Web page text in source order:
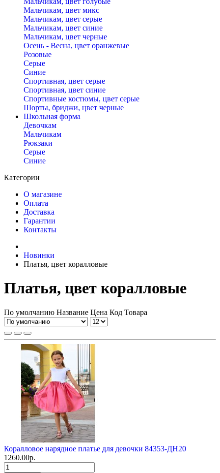
Мальчикам, цвет микс
Мальчикам, цвет серые
Мальчикам, цвет синие
Мальчикам, цвет черные
Осень - Весна, цвет оранжевые
Розовые
Серые
Синие
Спортивная, цвет серые
Спортивная, цвет синие
Спортивные костюмы, цвет серые
Шорты, бриджи, цвет черные
Школьная форма
Девочкам
Мальчикам
Рюкзаки
Серые
Синие
Категории
О магазине
Оплата
Доставка
Гарантии
Контакты
Новинки
Платья, цвет коралловые
Платья, цвет коралловые
По умолчанию Название Цена Код Товара
Коралловое нарядное платье для девочки 84353-ДН20
1260.00р.